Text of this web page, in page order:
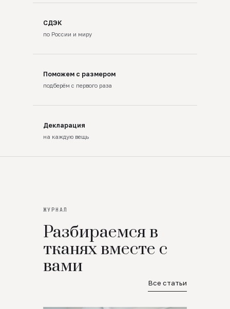
СДЭК
по России и миру
Поможем с размером
подберём с первого раза
Декларация
на каждую вещь
ЖУРНАЛ
Разбираемся в
тканях вместе с
вами
Все статьи